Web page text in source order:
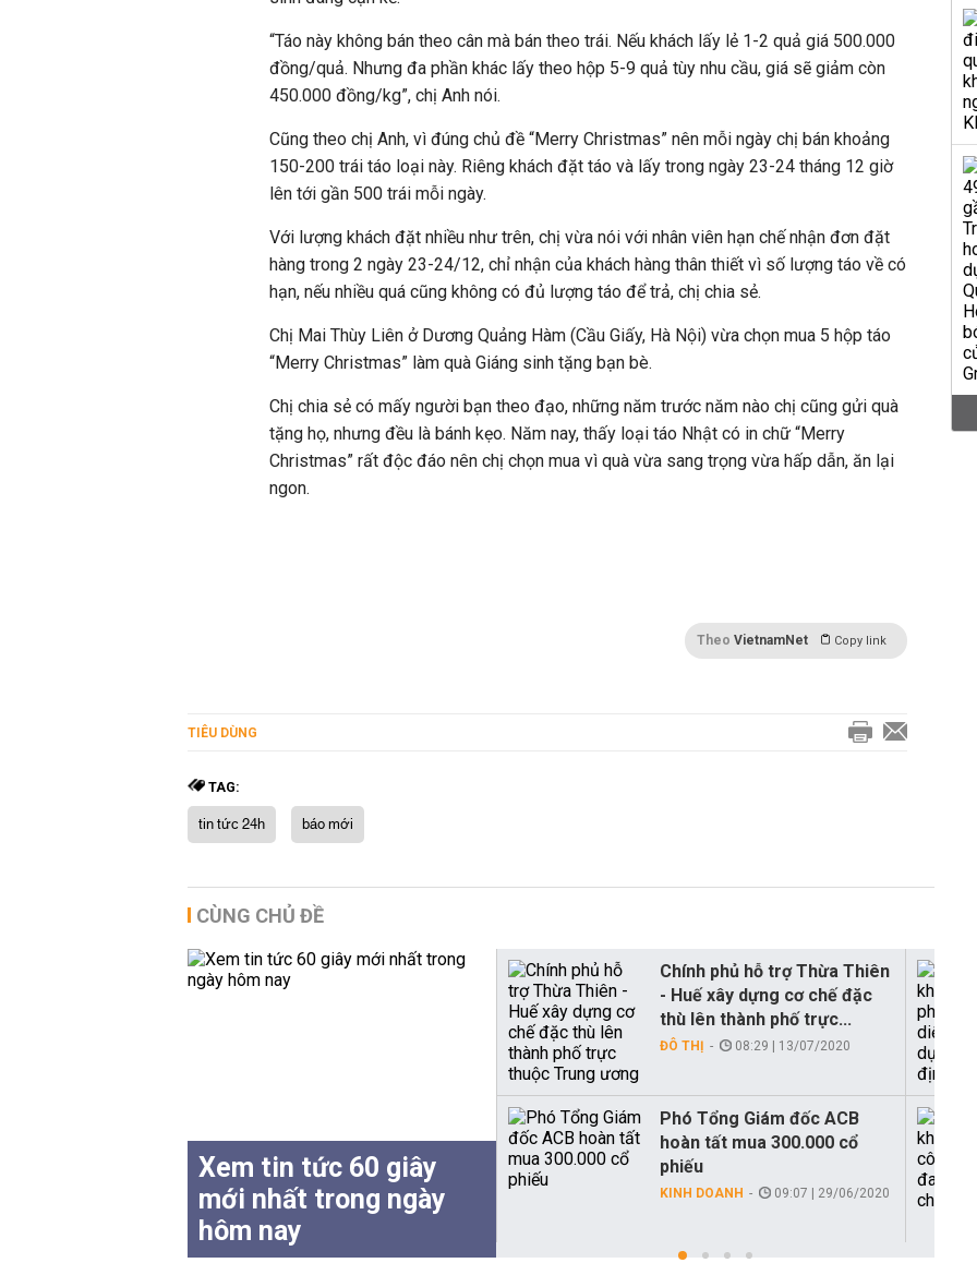
“Táo này không bán theo cân mà bán theo trái. Nếu khách lấy lẻ 1-2 quả giá 500.000
đồng/quả. Nhưng đa phần khác lấy theo hộp 5-9 quả tùy nhu cầu, giá sẽ giảm còn
450.000 đồng/kg”, chị Anh nói.
Cũng theo chị Anh, vì đúng chủ đề “Merry Christmas” nên mỗi ngày chị bán khoảng
150-200 trái táo loại này. Riêng khách đặt táo và lấy trong ngày 23-24 tháng 12 giờ
lên tới gần 500 trái mỗi ngày.
Với lượng khách đặt nhiều như trên, chị vừa nói với nhân viên hạn chế nhận đơn đặt
hàng trong 2 ngày 23-24/12, chỉ nhận của khách hàng thân thiết vì số lượng táo về có
hạn, nếu nhiều quá cũng không có đủ lượng táo để trả, chị chia sẻ.
Chị Mai Thùy Liên ở Dương Quảng Hàm (Cầu Giấy, Hà Nội) vừa chọn mua 5 hộp táo
“Merry Christmas” làm quà Giáng sinh tặng bạn bè.
Chị chia sẻ có mấy người bạn theo đạo, những năm trước năm nào chị cũng gửi quà
tặng họ, nhưng đều là bánh kẹo. Năm nay, thấy loại táo Nhật có in chữ “Merry
Christmas” rất độc đáo nên chị chọn mua vì quà vừa sang trọng vừa hấp dẫn, ăn lại
ngon.
Theo VietnamNet Copy link
TIÊU DÙNG
TAG:
tin tức 24h báo mới
CÙNG CHỦ ĐỀ
Xem tin tức 60 giây
mới nhất trong ngày
hôm nay
Chính phủ hỗ trợ Thừa Thiên
- Huế xây dựng cơ chế đặc
thù lên thành phố trực...
ĐÔ THỊ 08:29 | 13/07/2020
Phó Tổng Giám đốc ACB
hoàn tất mua 300.000 cổ
phiếu
KINH DOANH 09:07 | 29/06/2020